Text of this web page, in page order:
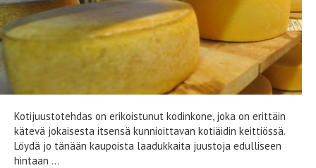
Kotijuustotehdas on erikoistunut kodinkone, joka on erittäin
kätevä jokaisesta itsensä kunnioittavan kotiäidin keittiössä.
Löydä jo tänään kaupoista laadukkaita juustoja edulliseen
hintaan ...